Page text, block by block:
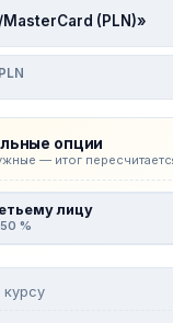
(PLN)»
опции
— итог
лицу
%